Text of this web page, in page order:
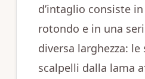
d’intaglio consiste
rotondo e in una
diversa larghezza:
scalpelli dalla lama